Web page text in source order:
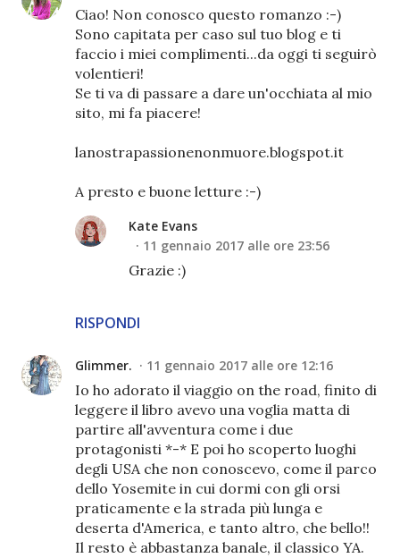
Ciao! Non conosco questo romanzo :-)
Sono capitata per caso sul tuo blog e ti
faccio i miei complimenti...da oggi ti seguirò
volentieri!
Se ti va di passare a dare un'occhiata al mio
sito, mi fa piacere!
lanostrapassionenonmuore.blogspot.it
A presto e buone letture :-)
RISPONDI
Kate Evans
11 gennaio 2017 alle ore 23:56
Grazie :)
Glimmer. 11 gennaio 2017 alle ore 12:16
Io ho adorato il viaggio on the road, finito di
leggere il libro avevo una voglia matta di
partire all'avventura come i due
protagonisti *-* E poi ho scoperto luoghi
degli USA che non conoscevo, come il parco
dello Yosemite in cui dormi con gli orsi
praticamente e la strada più lunga e
deserta d'America, e tanto altro, che bello!!
Il resto è abbastanza banale, il classico YA.